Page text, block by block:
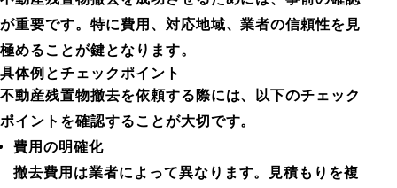
が重要です。特に費用、対応地域、業者の信頼性を見
極めることが鍵となります。
具体例とチェックポイント
不動産残置物撤去を依頼する際には、以下のチェック
ポイントを確認することが大切です。
費用の明確化
撤去費用は業者によって異なります。見積もりを複